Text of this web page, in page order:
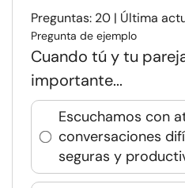
Preguntas: 20 | Última
Pregunta de ejemplo
Cuando tú y tu
importante...
Escuchamos con
conversaciones
seguras y